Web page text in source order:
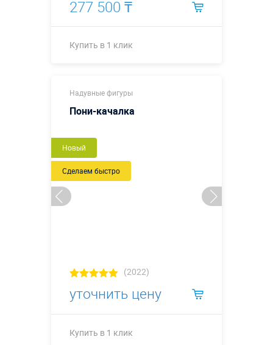
277 500 ₸
Купить в 1 клик
Надувные фигуры
Пони-качалка
Новый
Сделаем быстро
(2022)
уточнить цену
Купить в 1 клик